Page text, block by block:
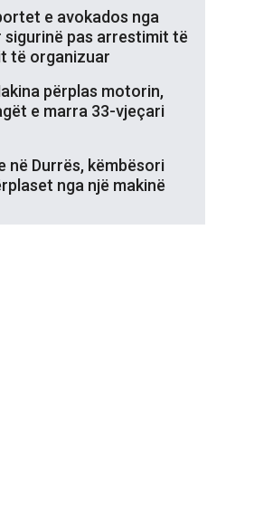
e avokados nga
sigurinë pas arrestimit të
të organizuar
përplas motorin,
e marra 33-vjeçari
në Durrës, këmbësori
nga një makinë